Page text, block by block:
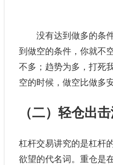
没有达到做多的条
到做空的条件，你就不
不多；趋势为多，打死
空的时候，做空比做多
（二）轻仓出
杠杆交易讲究的是杠杆
欲望的代名词。重仓是